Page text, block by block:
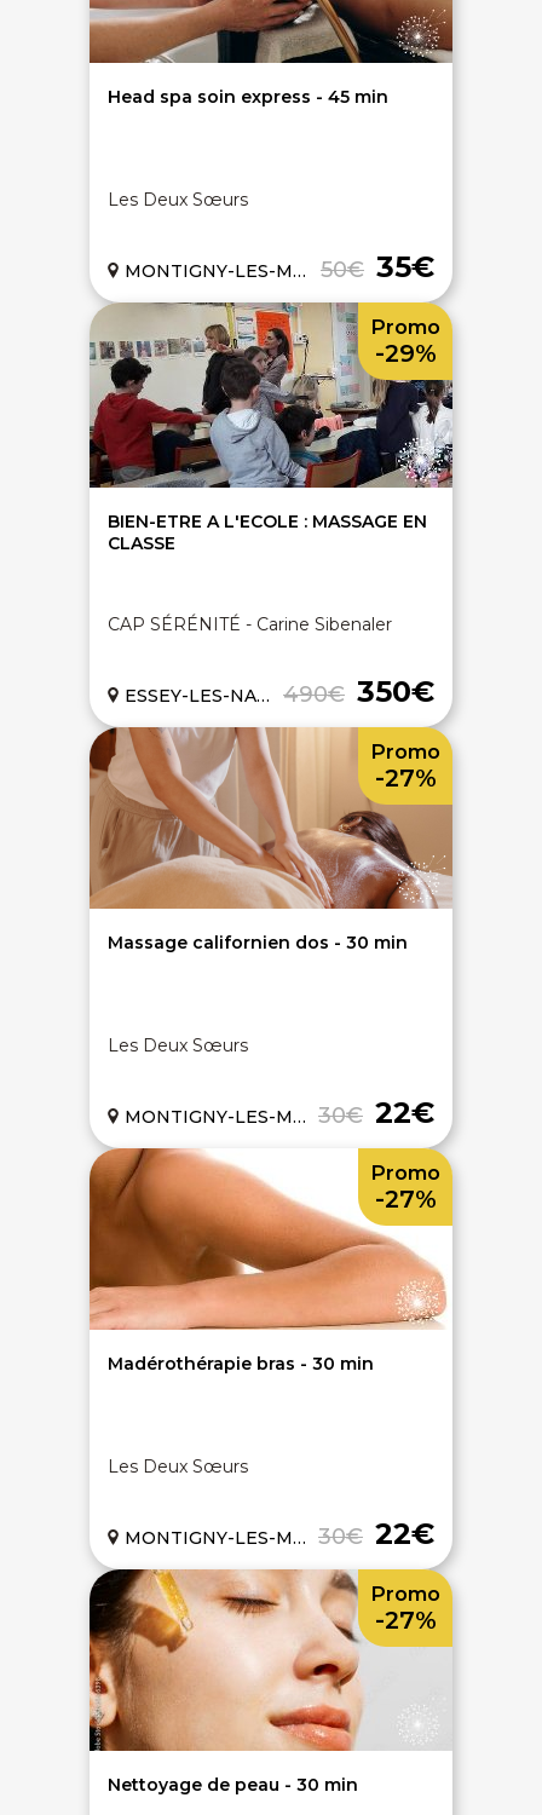
Head spa soin express - 45 min
Les Deux Sœurs
50€ 35€
MONTIGNY-LES-METZ (57)
BIEN-ETRE A L'ECOLE : MASSAGE EN
CLASSE
CAP SÉRÉNITÉ - Carine Sibenaler
490€ 350€
ESSEY-LES-NANCY (54)
Promo
-29%
Massage californien dos - 30 min
Les Deux Sœurs
30€ 22€
MONTIGNY-LES-METZ (57)
Promo
-27%
Madérothérapie bras - 30 min
Les Deux Sœurs
30€ 22€
MONTIGNY-LES-METZ (57)
Promo
-27%
Nettoyage de peau - 30 min
Promo
-27%